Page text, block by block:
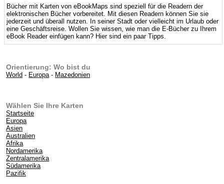
Bücher mit Karten von eBookMaps sind speziell für die Readern der
elektronischen Bücher vorbereitet. Mit diesen Readern können Sie sie
jederzeit und überall nutzen. In seiner Stadt oder vielleicht im Urlaub oder
eine Geschäftsreise. Wollen Sie wissen, wie man die E-Bücher zu Ihrem
eBook Reader einfügen kann? Hier sind ein paar Tipps.
Orientierung: Wo bist du
World - Europa- Mazedonien
Wählen Sie Ihre Karten
Startseite
Europa
Asien
Australien
Afrika
Nordamerika
Zentralamerika
Südamerika
Pazifik